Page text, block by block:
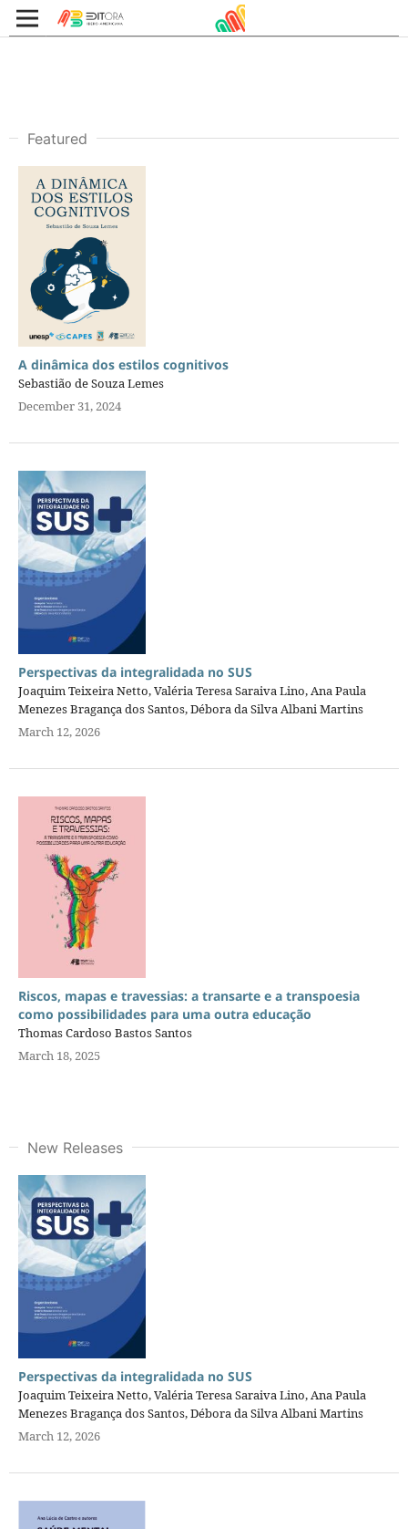
Featured
A dinâmica dos estilos cognitivos
Sebastião de Souza Lemes
December 31, 2024
Perspectivas da integralidada no SUS
Joaquim Teixeira Netto, Valéria Teresa Saraiva Lino, Ana Paula
Menezes Bragança dos Santos, Débora da Silva Albani Martins
March 12, 2026
Riscos, mapas e travessias: a transarte e a transpoesia
como possibilidades para uma outra educação
Thomas Cardoso Bastos Santos
March 18, 2025
New Releases
Perspectivas da integralidada no SUS
Joaquim Teixeira Netto, Valéria Teresa Saraiva Lino, Ana Paula
Menezes Bragança dos Santos, Débora da Silva Albani Martins
March 12, 2026